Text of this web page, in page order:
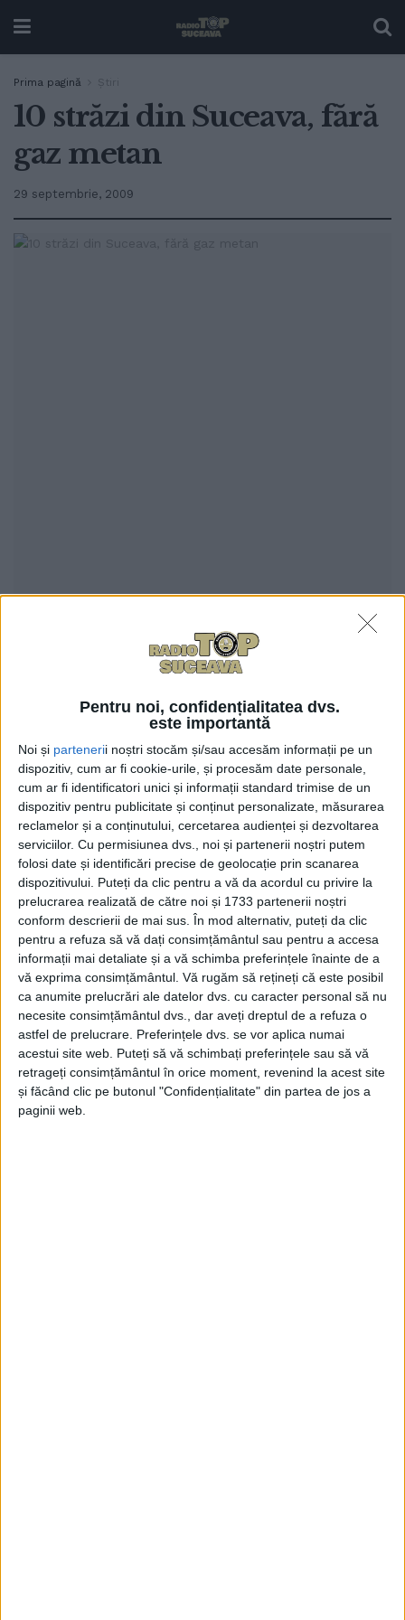
Pentru noi, confidențialitatea dvs.
este importantă
Noi și partenerii noștri stocăm și/sau accesăm informații pe un
dispozitiv, cum ar fi cookie-urile, și procesăm date personale,
cum ar fi identificatori unici și informații standard trimise de un
dispozitiv pentru publicitate și conținut personalizate, măsurarea
reclamelor și a conținutului, cercetarea audienței și dezvoltarea
serviciilor. Cu permisiunea dvs., noi și partenerii noștri putem
folosi date și identificări precise de geolocație prin scanarea
dispozitivului. Puteți da clic pentru a vă da acordul cu privire la
prelucrarea realizată de către noi și 1733 partenerii noștri
conform descrierii de mai sus. În mod alternativ, puteți da clic
pentru a refuza să vă dați consimțământul sau pentru a accesa
informații mai detaliate și a vă schimba preferințele înainte de a
vă exprima consimțământul. Vă rugăm să rețineți că este posibil
ca anumite prelucrări ale datelor dvs. cu caracter personal să nu
necesite consimțământul dvs., dar aveți dreptul de a refuza o
astfel de prelucrare. Preferințele dvs. se vor aplica numai
acestui site web. Puteți să vă schimbați preferințele sau să vă
retrageți consimțământul în orice moment, revenind la acest site
și făcând clic pe butonul "Confidențialitate" din partea de jos a
paginii web.
Prima pagină Ştiri
10 străzi din Suceava, fără
gaz metan
29 septembrie, 2009
anunţat că, mîine, începînd cu ora 09.00, va opri
temporar furnizarea gazelor naturale pe 10 străzi din
municipiul Suceava. Măsura va fi luată pentru
executarea unor lucrări de racordare a noilor
conducte şi branşamente la reţeaua de distribuţie de
pe strada Mircea Damaschin. Acest lucru se va
întîmpla după ce s-a finalizat o investiţie de
aproximativ 175.000 de lei care a constat în
înlocuirea vechilor conducte şi branşamente de gaze
naturale. Întreruperea va afecta abonaţii de pe
străzile Mircea Damaschin, Celulozei, Şoimului,
Baladei, Rarău, Călimani, Calea Burdujeni, Calea
Unirii, Amurgului şi Gheorghe Doja. Purtătorul de
cuvînt al companiei, Corneliu Zaiţ, a comunicat că
reluarea serviciului de distribuţie a gazelor naturale
se va efectua tot mîine, treptat, începînd cu ora
16.00. Consumatorii sînt sfătuiţi să închidă toate
focurile, iar după reluarea distribuţiei gazelor